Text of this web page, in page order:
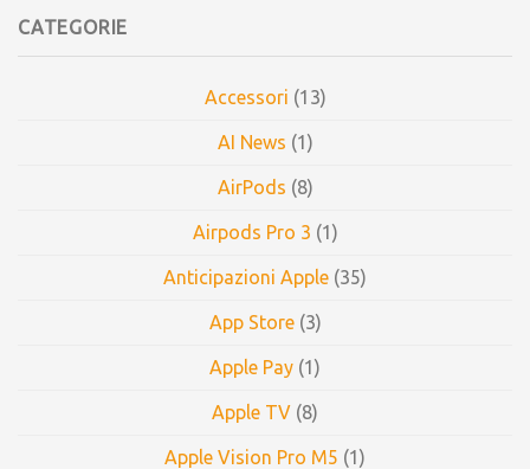
CATEGORIE
Accessori (13)
AI News (1)
AirPods (8)
Airpods Pro 3 (1)
Anticipazioni Apple (35)
App Store(3)
Apple Pay (1)
Apple TV (8)
Apple Vision Pro M5 (1)